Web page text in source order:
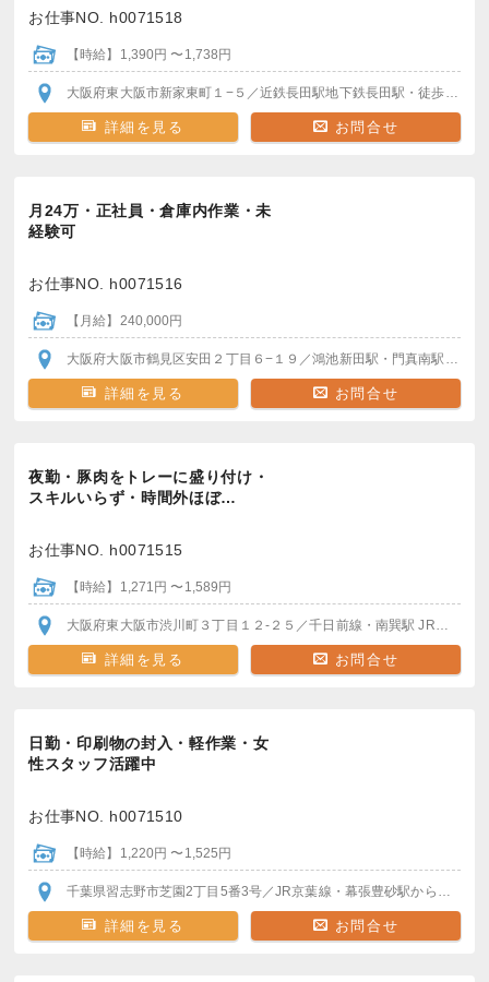
お仕事NO. h0071518
【時給】1,390円 〜1,738円
大阪府東大阪市新家東町１−５ ／近鉄長田駅地下鉄長田駅 ・徒歩13分
詳細を見る お問合せ
月24万・正社員・倉庫内作業・未
経験可
お仕事NO. h0071516
【月給】240,000円
大阪府大阪市鶴見区安田２丁目６−１９ ／鴻池新田駅・門真南駅 バイ
詳細を見る お問合せ
夜勤・豚肉をトレーに盛り付け・
スキルいらず・時間外ほぼ…
お仕事NO. h0071515
【時給】1,271円 〜1,589円
大阪府東大阪市渋川町３丁目１２-２５ ／千日前線・南巽駅 JRおおさか東線・長瀬駅
詳細を見る お問合せ
日勤・印刷物の封入・軽作業・女
性スタッフ活躍中
お仕事NO. h0071510
【時給】1,220円 〜1,525円
千葉県習志野市芝園2丁目5番3号／JR京葉線・幕張豊砂駅から徒歩7～8分
詳細を見る お問合せ